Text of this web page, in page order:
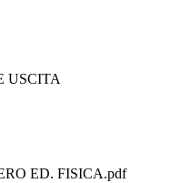
USCITA
ED. FISICA.pdf